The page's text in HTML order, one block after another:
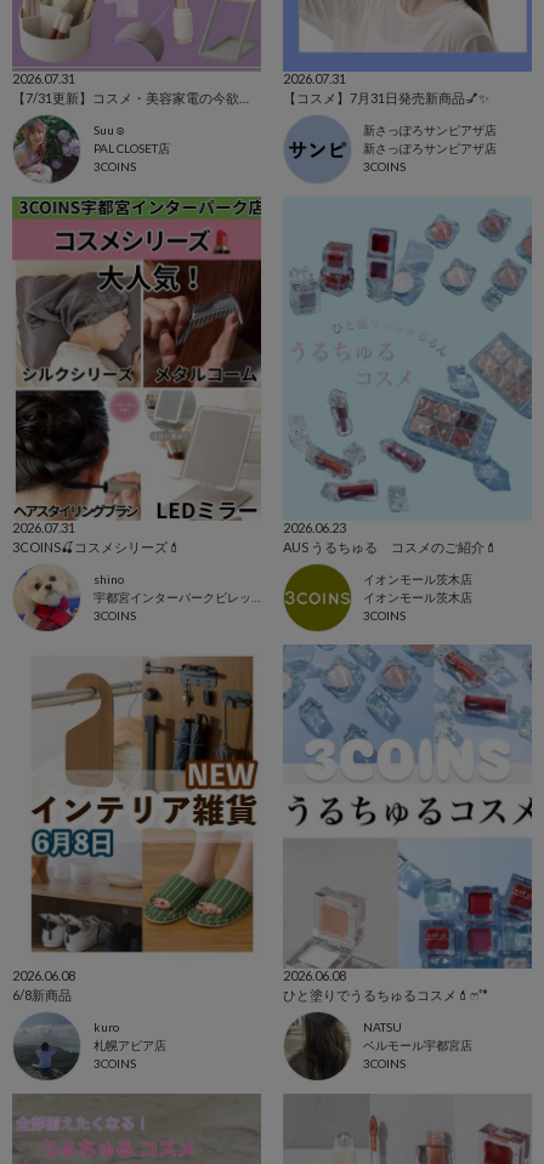
2026.07.31
Suu☺︎
PAL CLOSET店
3COINS
2026.07.31
【コスメ】7月31日発売新商品💅✨
新さっぽろサンピアザ店
新さっぽろサンピアザ店
3COINS
2026.07.31
3COINS🍒コスメシリーズ💄
shino
3COINS
2026.06.23
AUS うるちゅる コスメのご紹介💄
イオンモール茨木店
イオンモール茨木店
3COINS
2026.06.08
6/8新商品
kuro
札幌アピア店
3COINS
2026.06.08
ひと塗りでうるちゅるコスメ💄ෆ˚*
NATSU
ベルモール宇都宮店
3COINS